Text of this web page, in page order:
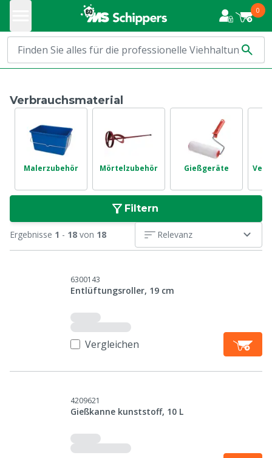
0
Verbrauchsmaterial
Malerzubehör Mörtelzubehör Gießgeräte
Filtern
Ergebnisse 1 - 18 von 18 Relevanz
6300143
Entlüftungsroller, 19 cm
Vergleichen
4209621
Gießkanne kunststoff, 10 L